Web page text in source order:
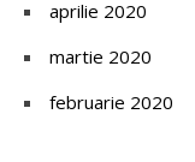
aprilie 2020
martie 2020
februarie 2020